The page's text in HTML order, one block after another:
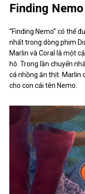
Finding
“Finding Nemo” có thể
nhất trong dòng phim
Marlin và Coral là một
hô. Trong lần chuyển
cá nhồng ăn thịt. Marlin
cho con cái tên Nemo.